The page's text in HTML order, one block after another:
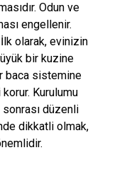
Odun ve
engellenir.
olarak, evinizin
bir kuzine
baca sistemine
korur. Kurulumu
sonrası düzenli
dikkatli olmak,